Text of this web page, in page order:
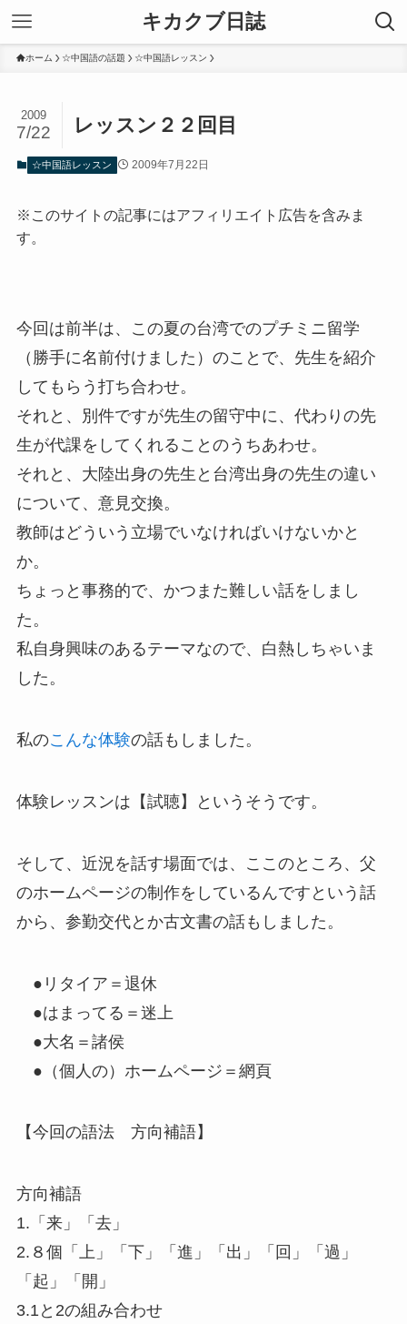
キカクブ日誌
ホーム ☆中国語の話題 ☆中国語レッスン
レッスン２２回目
2009
7/22
☆中国語レッスン 2009年7月22日
※このサイトの記事にはアフィリエイト広告を含みま
す。
今回は前半は、この夏の台湾でのプチミニ留学
（勝手に名前付けました）のことで、先生を紹介
してもらう打ち合わせ。
それと、別件ですが先生の留守中に、代わりの先
生が代課をしてくれることのうちあわせ。
それと、大陸出身の先生と台湾出身の先生の違い
について、意見交換。
教師はどういう立場でいなければいけないかと
か。
ちょっと事務的で、かつまた難しい話をしまし
た。
私自身興味のあるテーマなので、白熱しちゃいま
した。
私のこんな体験の話もしました。
体験レッスンは【試聴】というそうです。
そして、近況を話す場面では、ここのところ、父
のホームページの制作をしているんですという話
から、参勤交代とか古文書の話もしました。
●リタイア＝退休
●はまってる＝迷上
●大名＝諸侯
●（個人の）ホームページ＝網頁
【今回の語法 方向補語】
方向補語
1.「来」「去」
2.８個「上」「下」「進」「出」「回」「過」
「起」「開」
3.1と2の組み合わせ